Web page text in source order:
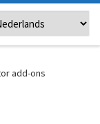
add-ons